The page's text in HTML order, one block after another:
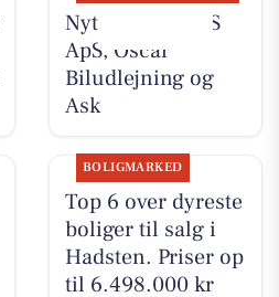
Nyt fra TT CARS
ApS, Oscar
Biludlejning og
Ask
BOLIGMARKED
Top 6 over dyreste
boliger til salg i
Hadsten. Priser op
til 6.498.000 kr